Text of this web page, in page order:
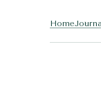
Home